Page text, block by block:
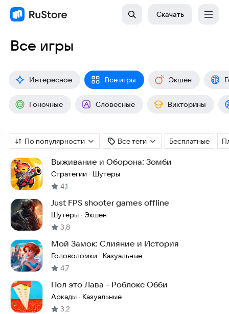
Скачать
Все игры
Интересное Все игры Экшен
Гоночные Словесные Викторины
По популярности Все теги Бесплатные
Выживание и Оборона: Зомби
Стратегии · Шутеры
4,1
Just FPS shooter games offline
Шутеры · Экшен
3,8
Мой Замок: Слияние и История
Головоломки · Казуальные
4,7
Пол это Лава - Роблокс Обби
Аркады · Казуальные
3,2